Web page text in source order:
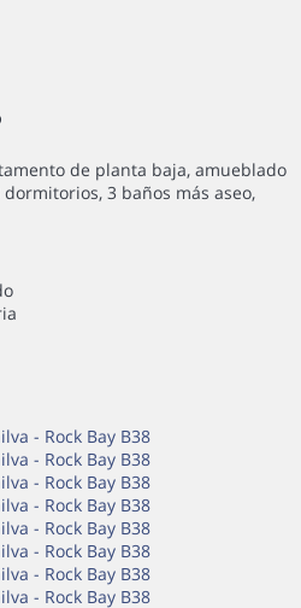
de planta baja, amueblado
3 baños más aseo,